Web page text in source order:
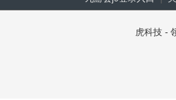
虎科技 -